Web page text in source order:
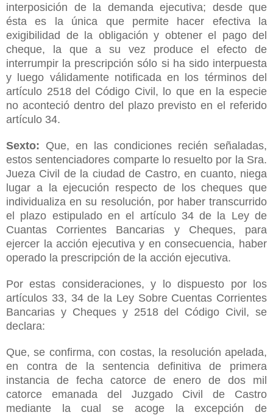
interposición de la demanda ejecutiva; desde que
ésta es la única que permite hacer efectiva la
exigibilidad de la obligación y obtener el pago del
cheque, la que a su vez produce el efecto de
interrumpir la prescripción sólo si ha sido interpuesta
y luego válidamente notificada en los términos del
artículo 2518 del Código Civil, lo que en la especie
no aconteció dentro del plazo previsto en el referido
artículo 34.
Sexto: Que, en las condiciones recién señaladas,
estos sentenciadores comparte lo resuelto por la Sra.
Jueza Civil de la ciudad de Castro, en cuanto, niega
lugar a la ejecución respecto de los cheques que
individualiza en su resolución, por haber transcurrido
el plazo estipulado en el artículo 34 de la Ley de
Cuantas Corrientes Bancarias y Cheques, para
ejercer la acción ejecutiva y en consecuencia, haber
operado la prescripción de la acción ejecutiva.
Por estas consideraciones, y lo dispuesto por los
artículos 33, 34 de la Ley Sobre Cuentas Corrientes
Bancarias y Cheques y 2518 del Código Civil, se
declara:
Que, se confirma, con costas, la resolución apelada,
en contra de la sentencia definitiva de primera
instancia de fecha catorce de enero de dos mil
catorce emanada del Juzgado Civil de Castro
mediante la cual se acoge la excepción de